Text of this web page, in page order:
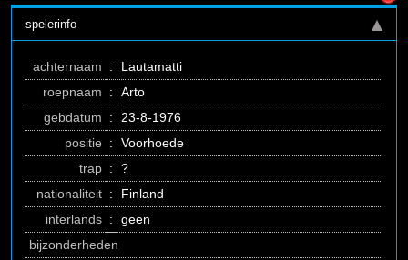
spelerinfo
achternaam :
Lautamatti
roepnaam
:
Arto
gebdatum
:
23-8-1976
positie :
Voorhoede
trap :
?
nationaliteit :
Finland
interlands :
geen
bijzonderheden